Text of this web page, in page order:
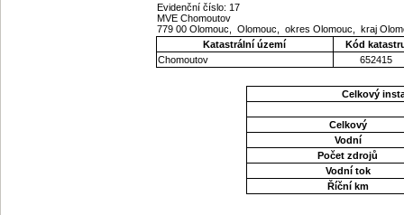
Evidenční číslo: 17
MVE Chomoutov
779 00 Olomouc, Olomouc, okres Olomouc, kraj
Katastrální území
Kód
Chomoutov
652415
Celkový
Celkový
Vodní
Počet zdrojů
Vodní tok
Říční km